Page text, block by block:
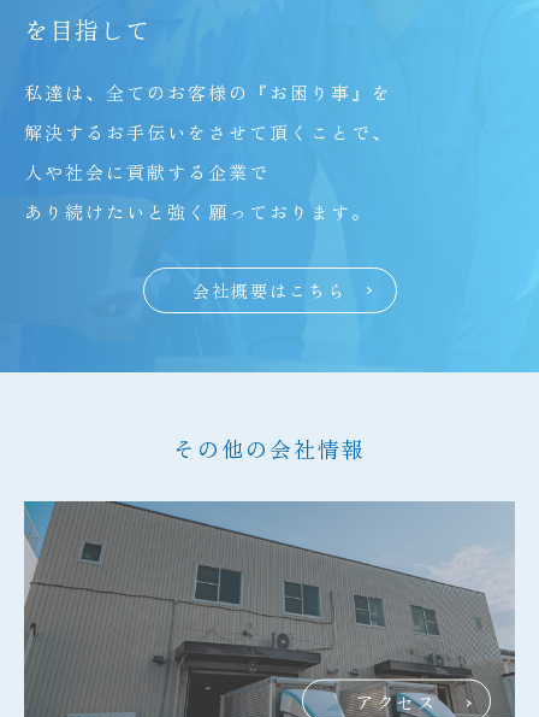
を目指して
私達は、全てのお客様の『お困り事』を
解決するお手伝いをさせて頂くことで、
人や社会に貢献する企業で
あり続けたいと強く願っております。
会社概要はこちら
その他の会社情報
アクセス